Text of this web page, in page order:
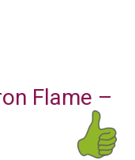
Flame –